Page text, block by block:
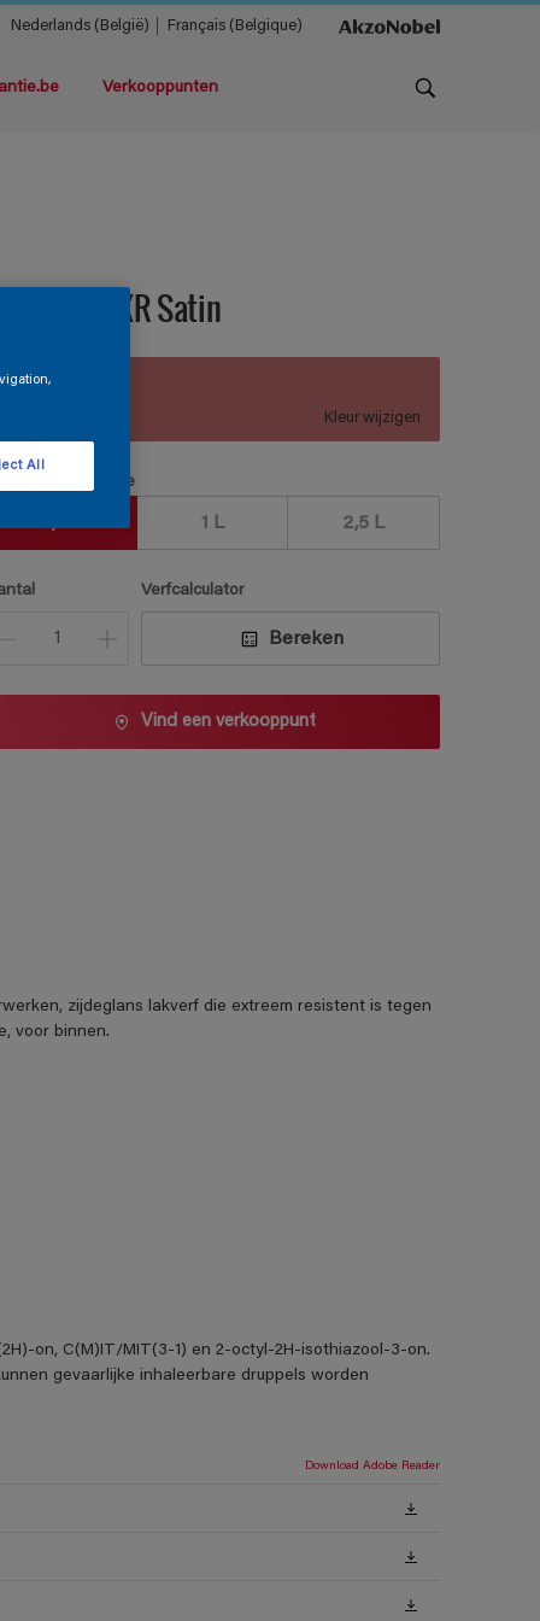
Nederlands (België) Français (Belgique)
Verkooppunten
XR Satin
B4.27.51
Kleur wijzigen
1 L 2,5 L
Verfcalculator
Bereken
Vind een verkooppunt
zijdeglans lakverf die extreem resistent is tegen
voor binnen.
on, C(M)IT/MIT(3-1) en 2-octyl-2H-isothiazool-3-on.
gevaarlijke inhaleerbare druppels worden
Download Adobe Reader
All